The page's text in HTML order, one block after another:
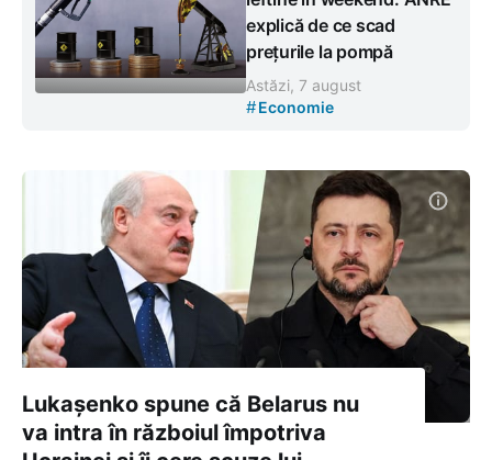
explică de ce scad
prețurile la pompă
Astăzi, 7 august
#Economie
Lukașenko spune că Belarus nu
va intra în războiul împotriva